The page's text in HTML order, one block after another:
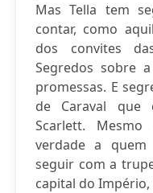
Mas Tella tem
contar, como
dos convites
Segredos sobre
promessas. E
de Caraval que
Scarlett.
verdade a
seguir com a
capital do